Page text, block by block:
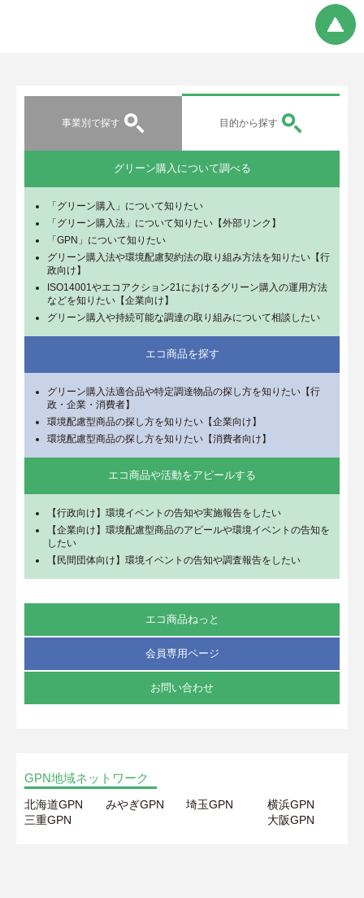
事業別で探す 目的から探す
グリーン購入について調べる
「グリーン購入」について知りたい
「グリーン購入法」について知りたい【外部リンク】
「GPN」について知りたい
グリーン購入法や環境配慮契約法の取り組み方法を知りたい【行
政向け】
ISO14001やエコアクション21におけるグリーン購入の運用方法
などを知りたい【企業向け】
グリーン購入や持続可能な調達の取り組みについて相談したい
エコ商品を探す
グリーン購入法適合品や特定調達物品の探し方を知りたい【行
政・企業・消費者】
環境配慮型商品の探し方を知りたい【企業向け】
環境配慮型商品の探し方を知りたい【消費者向け】
エコ商品や活動をアピールする
【行政向け】環境イベントの告知や実施報告をしたい
【企業向け】環境配慮型商品のアピールや環境イベントの告知を
したい
【民間団体向け】環境イベントの告知や調査報告をしたい
エコ商品ねっと
会員専用ページ
お問い合わせ
GPN地域ネットワーク
北海道GPN みやぎGPN 埼玉GPN
横浜GPN
三重GPN
大阪GPN